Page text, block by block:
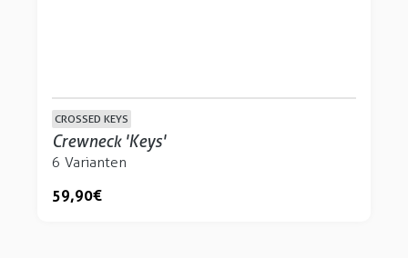
CROSSED KEYS
Crewneck 'Keys'
6 Varianten
59,90 €